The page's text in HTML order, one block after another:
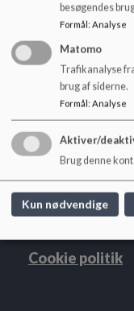
Lindevangskolen
P. G. Ramms
+45 38210750
EAN NR.
Sitemap
Cookie politik
besøgendes
Formål: Analyse
Matomo
Trafikanalyse
brug af siderne.
Formål: Analyse
Aktiver/
Brug denne
Kun nødvendige